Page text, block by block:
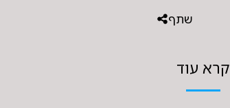
שתף
קרא עוד